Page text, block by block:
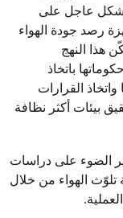
عاجل على
رصد جودة الهواء
هذا النهج
باتخاذ
القرارات
بيئات أكثر نظافة
الضوء على دراسات
تلوّث الهواء من خلال